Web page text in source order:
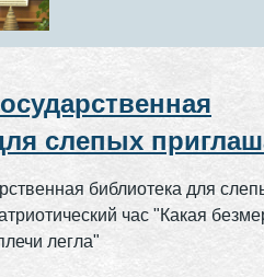
войне
слепых
час
на женские